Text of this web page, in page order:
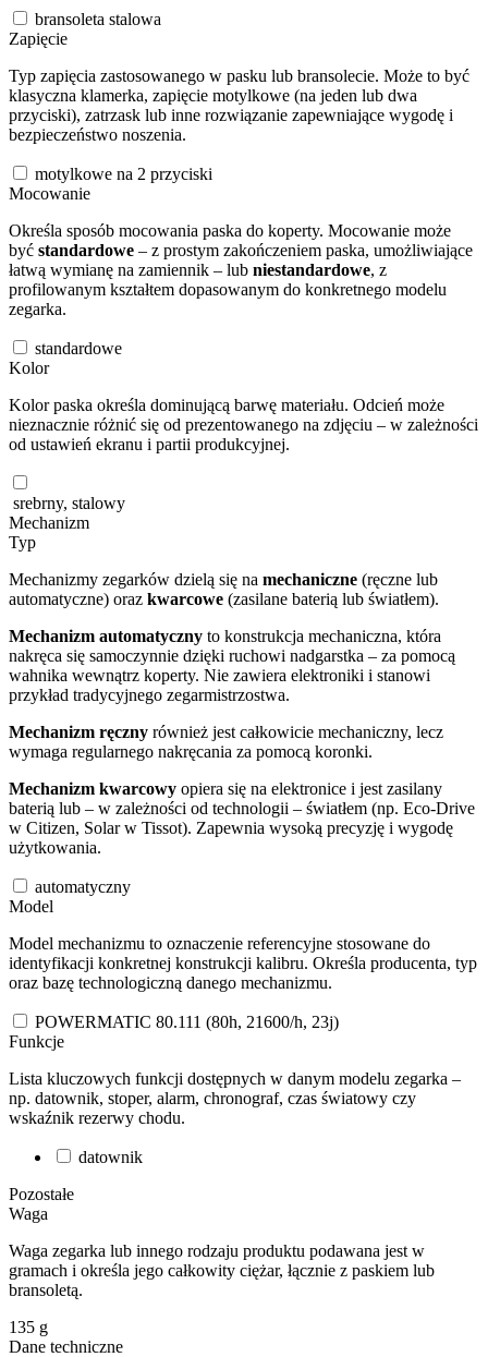
bransoleta stalowa
Zapięcie
Typ zapięcia zastosowanego w pasku lub bransolecie. Może to być
klasyczna klamerka, zapięcie motylkowe (na jeden lub dwa
przyciski), zatrzask lub inne rozwiązanie zapewniające wygodę i
bezpieczeństwo noszenia.
motylkowe na 2 przyciski
Mocowanie
Określa sposób mocowania paska do koperty. Mocowanie może
być standardowe – z prostym zakończeniem paska, umożliwiające
łatwą wymianę na zamiennik – lub niestandardowe, z
profilowanym kształtem dopasowanym do konkretnego modelu
zegarka.
standardowe
Kolor
Kolor paska określa dominującą barwę materiału. Odcień może
nieznacznie różnić się od prezentowanego na zdjęciu – w zależności
od ustawień ekranu i partii produkcyjnej.
srebrny, stalowy
Mechanizm
Typ
Mechanizmy zegarków dzielą się na mechaniczne (ręczne lub
automatyczne) oraz kwarcowe (zasilane baterią lub światłem).
Mechanizm automatyczny to konstrukcja mechaniczna, która
nakręca się samoczynnie dzięki ruchowi nadgarstka – za pomocą
wahnika wewnątrz koperty. Nie zawiera elektroniki i stanowi
przykład tradycyjnego zegarmistrzostwa.
Mechanizm ręczny również jest całkowicie mechaniczny, lecz
wymaga regularnego nakręcania za pomocą koronki.
Mechanizm kwarcowy opiera się na elektronice i jest zasilany
baterią lub – w zależności od technologii – światłem (np. Eco-Drive
w Citizen, Solar w Tissot). Zapewnia wysoką precyzję i wygodę
użytkowania.
automatyczny
Model
Model mechanizmu to oznaczenie referencyjne stosowane do
identyfikacji konkretnej konstrukcji kalibru. Określa producenta, typ
oraz bazę technologiczną danego mechanizmu.
POWERMATIC 80.111 (80h, 21600/h, 23j)
Funkcje
Lista kluczowych funkcji dostępnych w danym modelu zegarka –
np. datownik, stoper, alarm, chronograf, czas światowy czy
wskaźnik rezerwy chodu.
datownik
Pozostałe
Waga
Waga zegarka lub innego rodzaju produktu podawana jest w
gramach i określa jego całkowity ciężar, łącznie z paskiem lub
bransoletą.
135 g
Dane techniczne